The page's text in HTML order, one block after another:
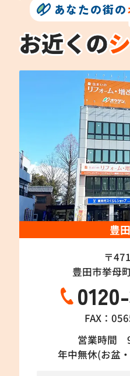
あなたの街の
豊
〒
豊田市挙母
FAX：
営業時間
年中無休(お盆